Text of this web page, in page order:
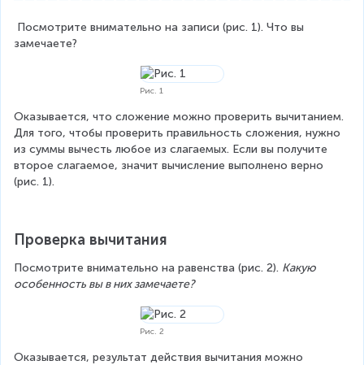
Посмотрите внимательно на записи (рис. 1). Что вы
замечаете?
Рис. 1
Оказывается, что сложение можно проверить вычитанием.
Для того, чтобы проверить правильность сложения, нужно
из суммы вычесть любое из слагаемых. Если вы получите
второе слагаемое, значит вычисление выполнено верно
(рис. 1).
Проверка вычитания
Посмотрите внимательно на равенства (рис. 2). Какую
особенность вы в них замечаете?
Рис. 2
Оказывается, результат действия вычитания можно